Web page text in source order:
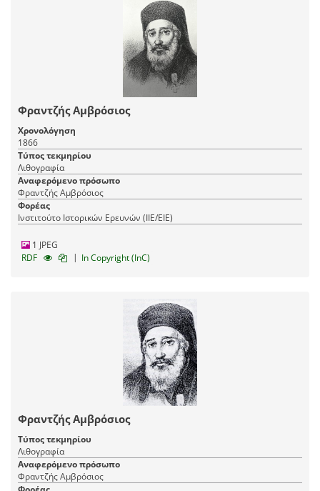
Φραντζής Αμβρόσιος
Χρονολόγηση
1866
Τύπος τεκμηρίου
Λιθογραφία
Αναφερόμενο πρόσωπο
Φραντζής Αμβρόσιος
Φορέας
Ινστιτούτο Ιστορικών Ερευνών (ΙΙΕ/ΕΙΕ)
1 JPEG
RDF
| In Copyright (InC)
Φραντζής Αμβρόσιος
Τύπος τεκμηρίου
Λιθογραφία
Αναφερόμενο πρόσωπο
Φραντζής Αμβρόσιος